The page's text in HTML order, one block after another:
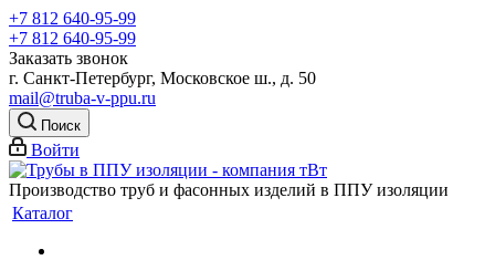
+7 812 640-95-99
+7 812 640-95-99
Заказать звонок
г. Санкт-Петербург, Московское ш., д. 50
mail@truba-v-ppu.ru
Поиск
Войти
Производство труб и фасонных изделий в ППУ изоляции
Каталог